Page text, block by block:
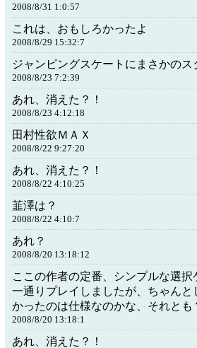
2008/8/31 1:0:57
これは、おもしろかったよ
2008/8/29 15:32:7
ジャンピングスケートにまさかのス
2008/8/23 7:2:39
あれ、消えた？！
2008/8/23 4:12:18
田村性欲ＭＡＸ
2008/8/22 9:27:20
あれ、消えた？！
2008/8/22 4:10:25
韮澤は？
2008/8/22 4:10:7
あれ？
2008/8/20 13:18:12
ここの作者の定番、シンプルな選択
一通りプレイしましたが、ちゃん
かったのは仕様なのかな、それとも
2008/8/20 13:18:1
あれ、消えた？！